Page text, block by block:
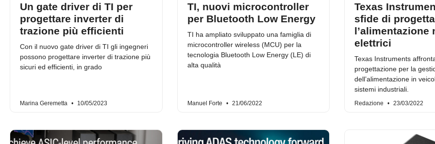
Un gate driver di TI per
progettare inverter di
trazione più efficienti
Con il nuovo gate driver di TI gli ingegneri
possono progettare inverter di trazione più
sicuri ed efficienti, in grado
Marina Geremetta 10/05/2023
TI, nuovi microcontroller
per Bluetooth Low Energy
TI ha ampliato sviluppato una famiglia di
microcontroller wireless (MCU) per la
tecnologia Bluetooth Low Energy (LE) di
alta qualità
Manuel Forte 21/06/2022
Texas
sfide di
l’alimentazione
elettrici
Texas Instruments
progettazione per la
dell’alimentazione in
sistemi industriali.
Redazione 23/03/2022